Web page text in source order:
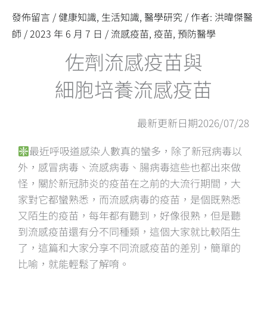
發佈留言 /健康知識, 生活知識, 醫學研究 / 作者: 洪暐傑醫
師 /2023 年 6 月 7 日 / 流感疫苗, 疫苗, 預防醫學
佐劑流感疫苗與
細胞培養流感疫苗
最新更新日期2026/07/28
最近呼吸道感染人數真的蠻多，除了新冠病毒以
外，感冒病毒、流感病毒、腸病毒這些也都出來做
怪，關於新冠肺炎的疫苗在之前的大流行期間，大
家對它都蠻熟悉，而流感病毒的疫苗，是個既熟悉
又陌生的疫苗，每年都有聽到，好像很熟，但是聽
到流感疫苗還有分不同種類，這個大家就比較陌生
了，這篇和大家分享不同流感疫苗的差別，簡單的
比喻，就能輕鬆了解唷。